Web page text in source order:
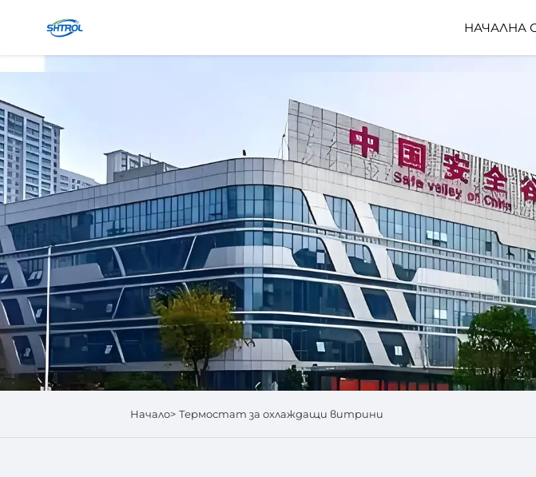
НАЧАЛНА
Начало> Термостат за охлаждащи витрини